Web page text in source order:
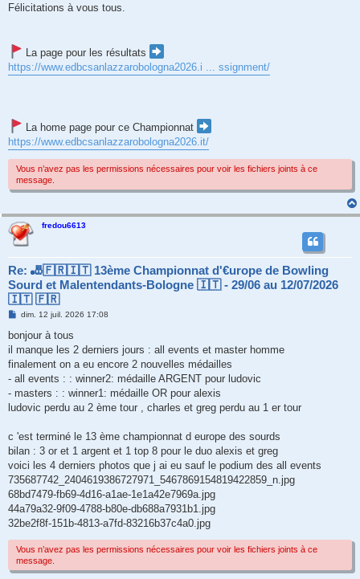
Félicitations à vous tous.
La page pour les résultats
https://www.edbcsanlazzarobologna2026.i ... ssignment/
La home page pour ce Championnat
https://www.edbcsanlazzarobologna2026.it/
Vous n’avez pas les permissions nécessaires pour voir les fichiers joints à ce
message.
fredou6613
Re: 🎳🇫🇷🇮🇹 13ème Championnat d'€urope de Bowling
Sourd et Malentendants-Bologne 🇮🇹 - 29/06 au 12/07/2026
🇮🇹 🇫🇷
M
s
a
g
dim. 12 juil. 2026 17:08
bonjour à tous
il manque les 2 derniers jours : all events et master homme
finalement on a eu encore 2 nouvelles médailles
- all events : : winner2: médaille ARGENT pour ludovic
- masters : : winner1: médaille OR pour alexis
ludovic perdu au 2 ème tour , charles et greg perdu au 1 er tour
c 'est terminé le 13 ème championnat d europe des sourds
bilan : 3 or et 1 argent et 1 top 8 pour le duo alexis et greg
voici les 4 derniers photos que j ai eu sauf le podium des all events
735687742_2404619386727971_5467869154819422859_n.jpg
68bd7479-fb69-4d16-a1ae-1e1a42e7969a.jpg
44a79a32-9f09-4788-b80e-db688a7931b1.jpg
32be2f8f-151b-4813-a7fd-83216b37c4a0.jpg
Vous n’avez pas les permissions nécessaires pour voir les fichiers joints à ce
message.